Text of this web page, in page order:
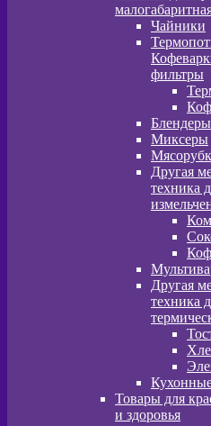
Чайники
фильтры
Блендеры
Миксеры
Другая
техника
Другая
техника
Товары для
и здоровья